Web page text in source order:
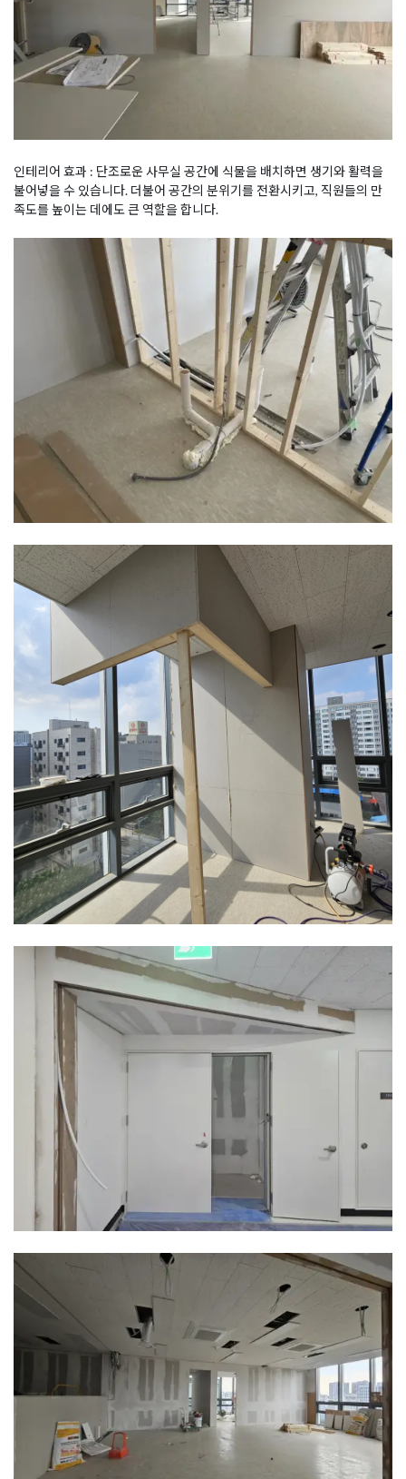
인테리어 효과 : 단조로운 사무실 공간에 식물을 배치하면 생기와 활력을
불어넣을 수 있습니다. 더불어 공간의 분위기를 전환시키고, 직원들의 만
족도를 높이는 데에도 큰 역할을 합니다.